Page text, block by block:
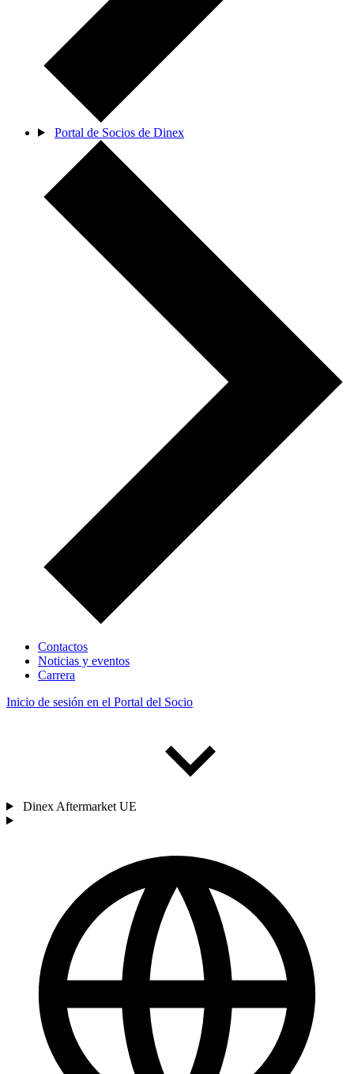
Portal de Socios de Dinex
Contactos
Noticias y eventos
Carrera
Inicio de sesión en el Portal del Socio
Dinex Aftermarket UE